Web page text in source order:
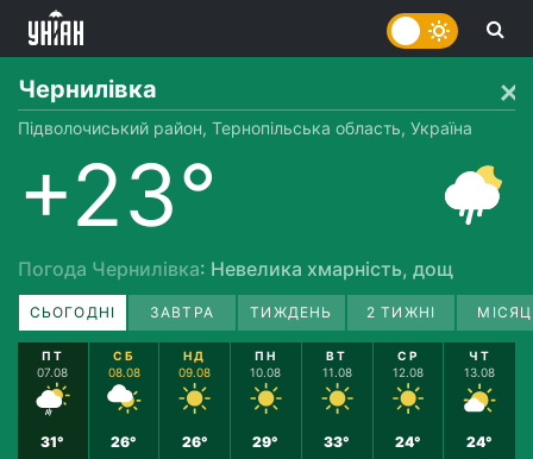
Чернилівка
Підволочиський район, Тернопільська область, Україна
+23°
Погода Чернилівка: Невелика хмарність, дощ
СЬОГОДНІ ЗАВТРА ТИЖДЕНЬ 2 ТИЖНІ
ПТ
07.08
31°
СБ
08.08
26°
НД
09.08
26°
ПН
10.08
29°
ВТ
11.08
33°
СР
12.08
24°
ЧТ
13.08
24°